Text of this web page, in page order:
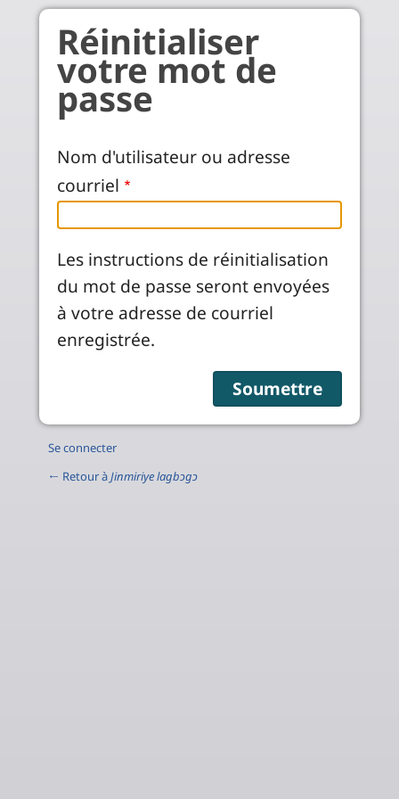
Aller au contenu principal
Réinitialiser
votre mot de
passe
Nom d'utilisateur ou adresse
courriel
Les instructions de réinitialisation
du mot de passe seront envoyées
à votre adresse de courriel
enregistrée.
Se connecter
← Retour àJinmiriye lagbɔgɔ